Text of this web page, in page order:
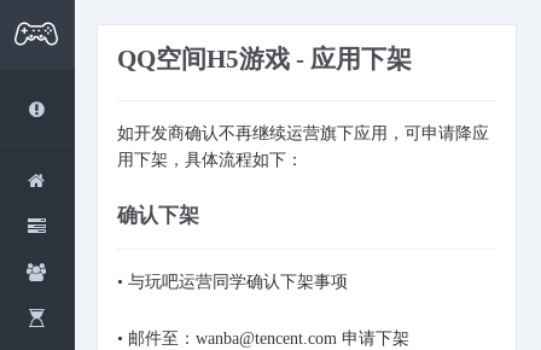
QQ空间H5游戏 - 应用下架
如开发商确认不再继续运营旗下应用，可申请降应
用下架，具体流程如下：
确认下架
• 与玩吧运营同学确认下架事项
• 邮件至：wanba@tencent.com 申请下架